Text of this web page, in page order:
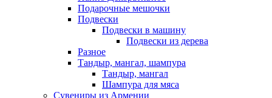
Подарочные мешочки
Подвески
Подвески в машину
Подвески из дерева
Разное
Тандыр, мангал, шампура
Тандыр, мангал
Шампура для мяса
Сувениры из Армении